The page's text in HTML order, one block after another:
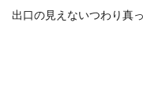
出口の見えないつわり真